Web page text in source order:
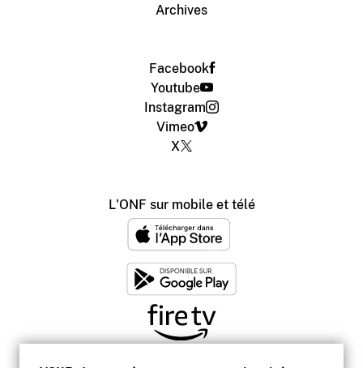
Archives
Facebook
Youtube
Instagram
Vimeo
X
L'ONF sur mobile et télé